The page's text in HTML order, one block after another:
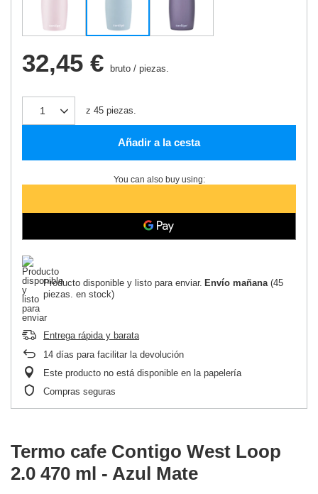
32,45 € bruto / piezas.
z 45 piezas.
Añadir a la cesta
You can also buy using:
Producto disponible y listo para enviar Envío mañana (45
piezas. en stock)
Entrega rápida y barata
14 días para facilitar la devolución
Este producto no está disponible en la papelería
Compras seguras
Termo cafe Contigo West Loop
2.0 470 ml - Azul Mate